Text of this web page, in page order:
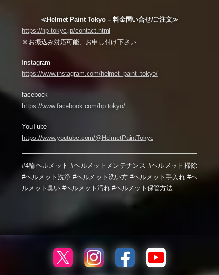
≪Helmet Paint Tokyo – 料金問い合せ/ご注文≫
https://hp-tokyo.jp/contact.html
※お振込み対応可能、お申し付け下さい
Instagram
https://www.instagram.com/helmet_paint_tokyo/
facebook
https://www.facebook.com/hp.tokyo/
YouTube
https://www.youtube.com/@HelmetPaintTokyo
#4輪ヘルメット #ヘルメットメンテナンス #ヘルメット掃除
#ヘルメット洗浄 #ヘルメット洗い方 #ヘルメット手入れ #ヘ
ルメット臭い #ヘルメット汚れ #ヘルメット保管方法